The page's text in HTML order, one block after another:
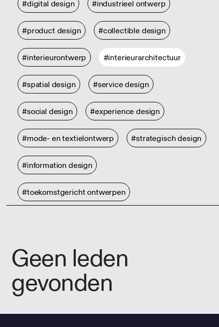
#digital design #industrieel ontwerp
#product design #collectible design
#interieurontwerp #interieurarchitectuur
#spatial design #service design
#social design #experience design
#mode- en textielontwerp #strategisch design
#information design
#toekomstgericht ontwerpen
Geen leden
gevonden